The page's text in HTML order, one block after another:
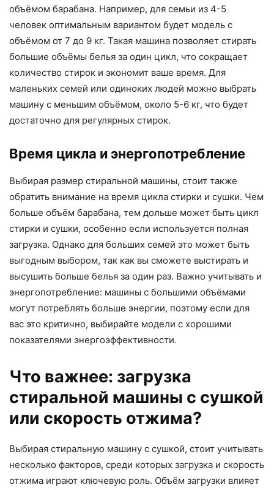
объёмом барабана. Например, для семьи из 4-5
человек оптимальным вариантом будет модель с
объёмом от 7 до 9 кг. Такая машина позволяет стирать
большие объёмы белья за один цикл, что сокращает
количество стирок и экономит ваше время. Для
маленьких семей или одиноких людей можно выбрать
машину с меньшим объёмом, около 5-6 кг, что будет
достаточно для регулярных стирок.
Время цикла и энергопотребление
Выбирая размер стиральной машины, стоит также
обратить внимание на время цикла стирки и сушки. Чем
больше объём барабана, тем дольше может быть цикл
стирки и сушки, особенно если используется полная
загрузка. Однако для больших семей это может быть
выгодным выбором, так как вы сможете выстирать и
высушить больше белья за один раз. Важно учитывать и
энергопотребление: машины с большими объёмами
могут потреблять больше энергии, поэтому если для
вас это критично, выбирайте модели с хорошими
показателями энергоэффективности.
Что важнее: загрузка
стиральной машины с сушкой
или скорость отжима?
Выбирая стиральную машину с сушкой, стоит учитывать
несколько факторов, среди которых загрузка и скорость
отжима играют ключевую роль. Объём загрузки влияет